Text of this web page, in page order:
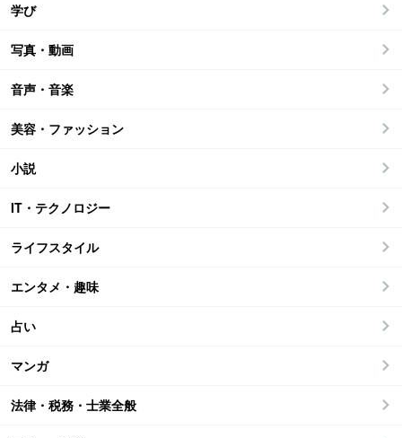
学び
写真・動画
音声・音楽
美容・ファッション
小説
IT・テクノロジー
ライフスタイル
エンタメ・趣味
占い
マンガ
法律・税務・士業全般